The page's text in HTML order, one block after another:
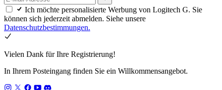
Ich möchte personalisierte Werbung von Logitech G. Sie
können sich jederzeit abmelden. Siehe unsere
Datenschutzbestimmungen.
Vielen Dank für Ihre Registrierung!
In Ihrem Posteingang finden Sie ein Willkommensangebot.